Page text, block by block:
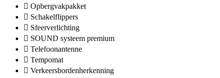
Opbergvakpakket
Schakelflippers
Sfeerverlichting
SOUND systeem premium
Telefoonantenne
Tempomat
Verkeersbordenherkenning